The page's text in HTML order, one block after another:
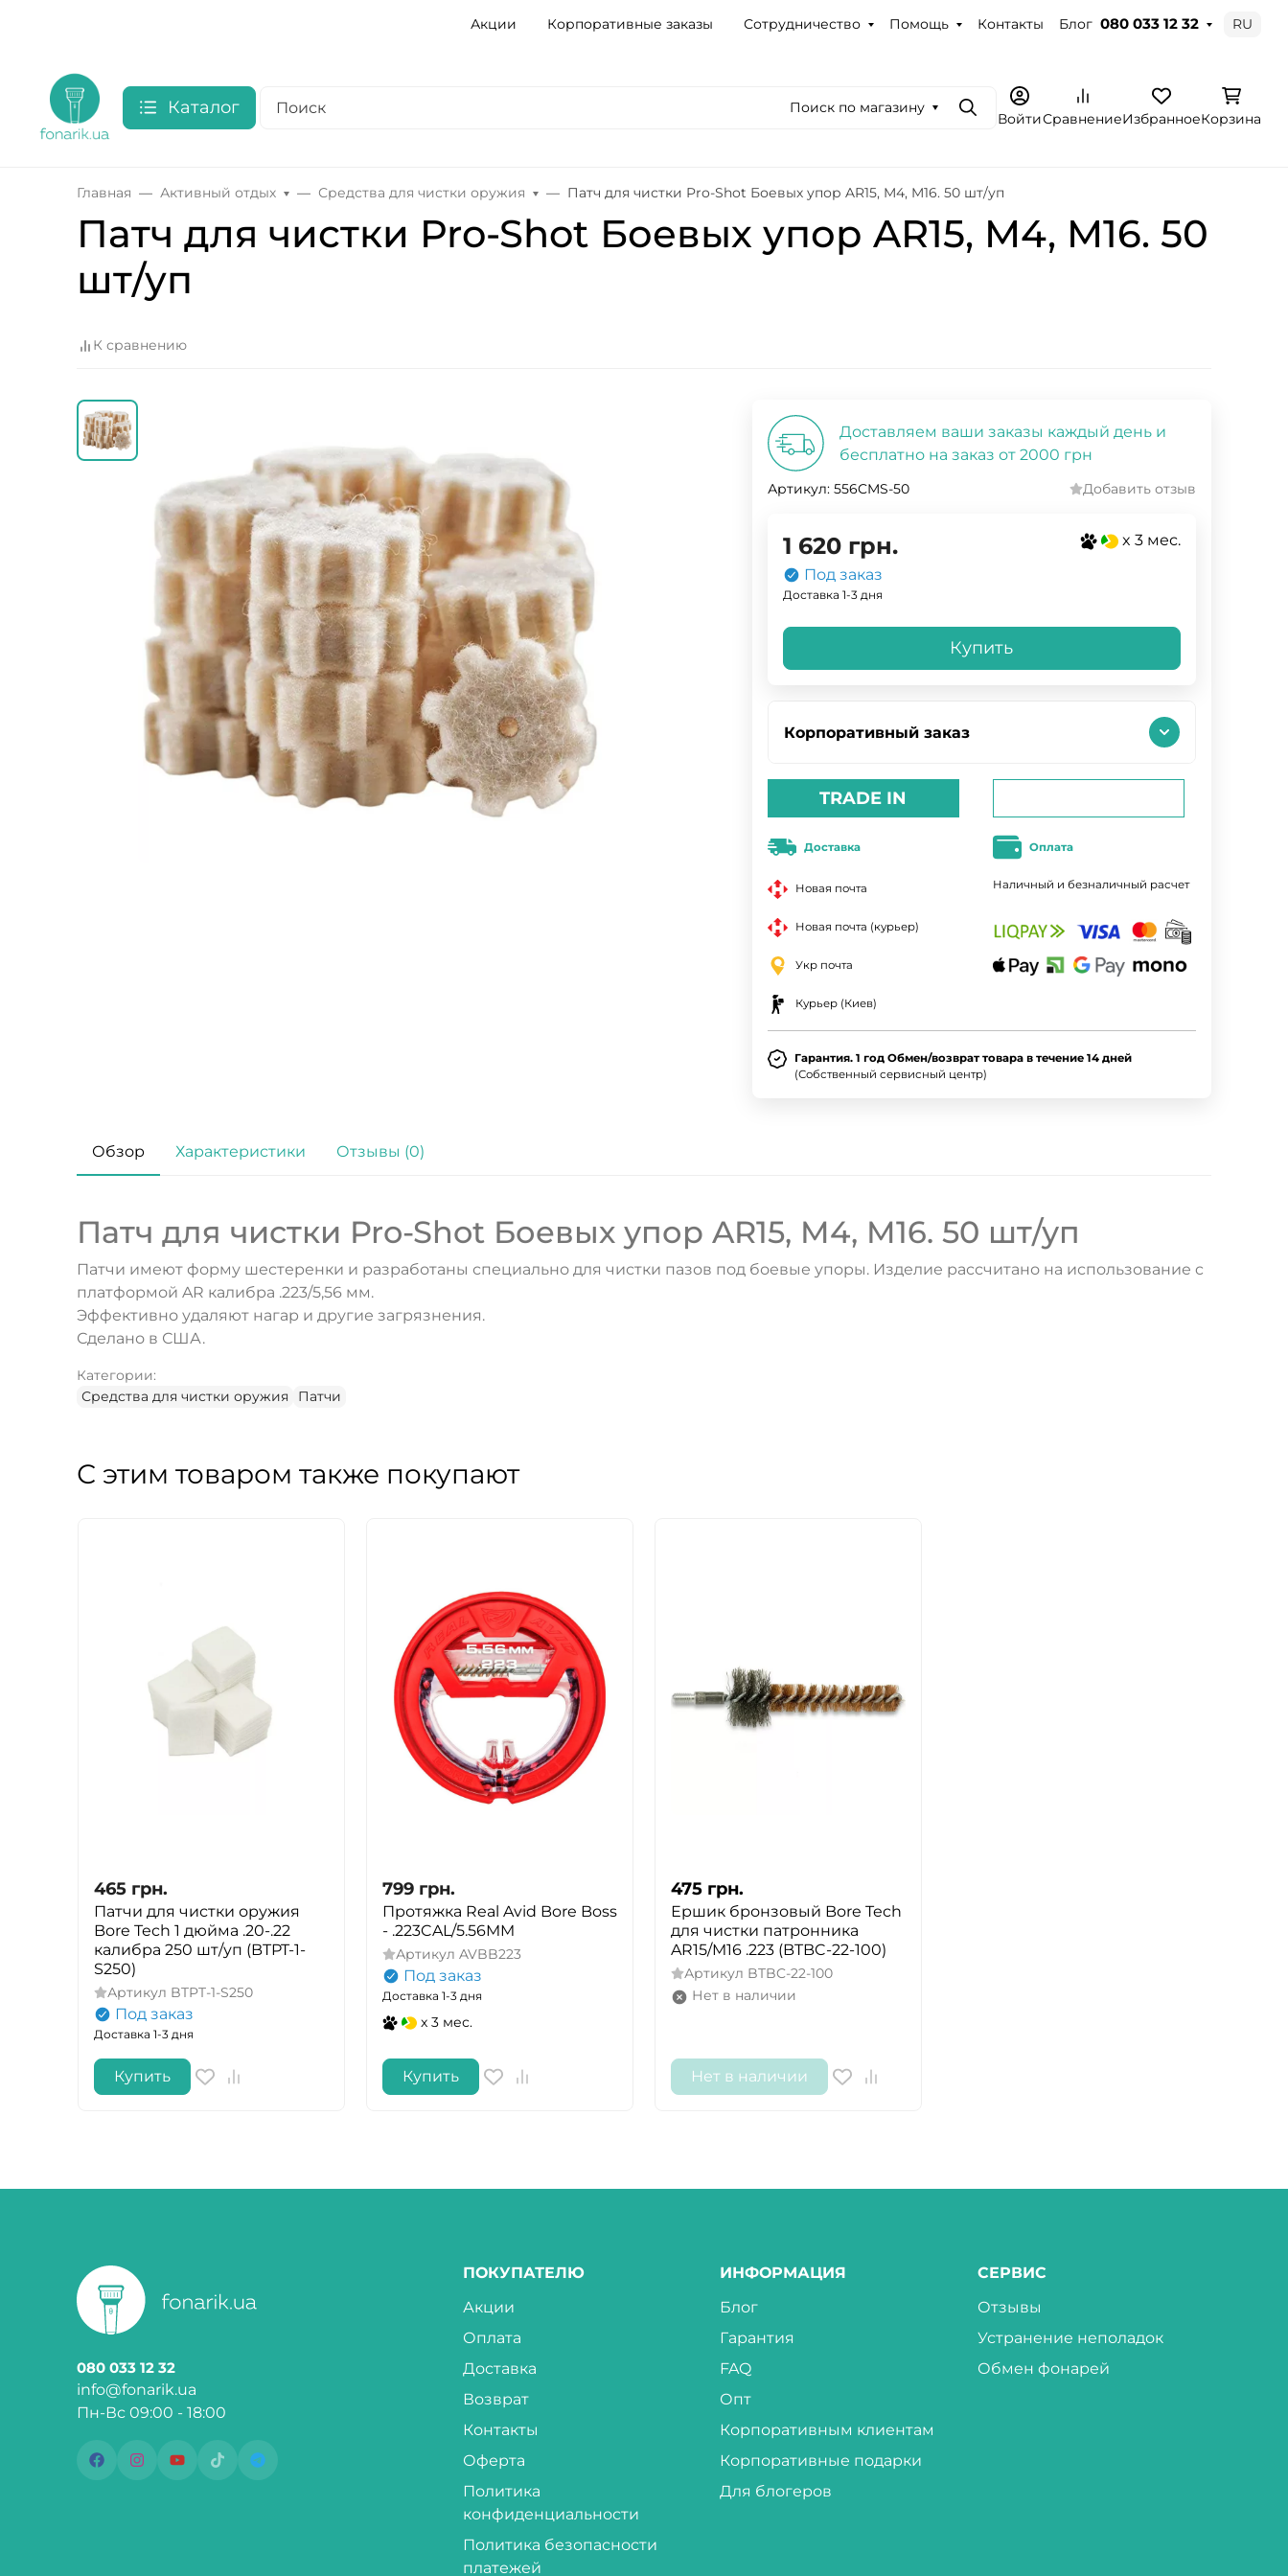
Акции Корпоративные заказы Сотрудничество Помощь Контакты Блог 080 033 12 32 RU
Каталог Поиск по магазину
ПоискВойтиСравнениеИзбранноеКорзина
Главная Активный отдых Средства для чистки оружия Патч для чистки Pro-Shot Боевых упор AR15, M4, M16. 50 шт/уп
Патч для чистки Pro-Shot Боевых упор AR15, M4, M16. 50
шт/уп
К сравнению
Доставляем ваши заказы каждый день и
бесплатно на заказ от 2000 грн
Артикул: 556CMS-50 Добавить отзыв
1 620 грн.
x 3 мес.
Под заказ
Доставка 1-3 дня
Купить
Корпоративный заказ
TRADE IN
Доставка
Новая почта
Новая почта (курьер)
Укр почта
Курьер (Киев)
Оплата
Наличный и безналичный расчет
Гарантия. 1 год Обмен/возврат товара в течение 14 дней
(Собственный сервисный центр)
Обзор Характеристики Отзывы (0)
Патч для чистки Pro-Shot Боевых упор AR15, M4, M16. 50 шт/уп
Патчи имеют форму шестеренки и разработаны специально для чистки пазов под боевые упоры. Изделие рассчитано на использование c
платформой AR калибра .223/5,56 мм.
Эффективно удаляют нагар и другие загрязнения.
Сделано в США.
Категории:
Средства для чистки оружия
Патчи
С этим товаром также покупают
465 грн.
Патчи для чистки оружия
Bore Tech 1 дюйма .20-.22
калибра 250 шт/уп (BTPT-1-
S250)
Артикул BTPT-1-S250
Под заказ
Доставка 1-3 дня
Купить
799 грн.
Протяжка Real Avid Bore Boss
- .223CAL/5.56MM
Артикул AVBB223
Под заказ
Доставка 1-3 дня
x 3 мес.
Купить
475 грн.
Ершик бронзовый Bore Tech
для чистки патронника
AR15/M16 .223 (BTBC-22-100)
Артикул BTBC-22-100
Нет в наличии
Нет в наличии
080 033 12 32
info@fonarik.ua
Пн-Вс 09:00 - 18:00
ПОКУПАТЕЛЮ
Акции
Оплата
Доставка
Возврат
Контакты
Оферта
Политика
конфиденциальности
Политика безопасности
платежей
ИНФОРМАЦИЯ
Блог
Гарантия
FAQ
Опт
Корпоративным клиентам
Корпоративные подарки
Для блогеров
СЕРВИС
Отзывы
Устранение неполадок
Обмен фонарей